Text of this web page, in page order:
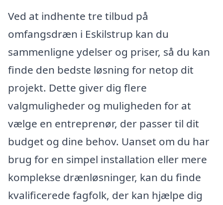
Ved at indhente tre tilbud på
omfangsdræn i Eskilstrup kan du
sammenligne ydelser og priser, så du kan
finde den bedste løsning for netop dit
projekt. Dette giver dig flere
valgmuligheder og muligheden for at
vælge en entreprenør, der passer til dit
budget og dine behov. Uanset om du har
brug for en simpel installation eller mere
komplekse drænløsninger, kan du finde
kvalificerede fagfolk, der kan hjælpe dig